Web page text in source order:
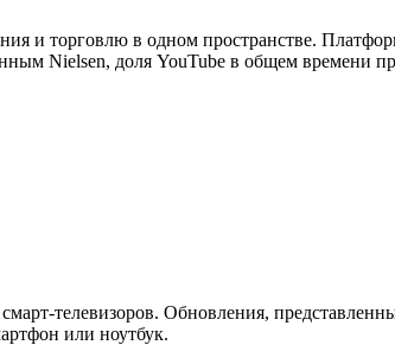
и торговлю в одном пространстве.
Nielsen, доля YouTube в общем времени
телевизоров. Обновления,
или ноутбук.